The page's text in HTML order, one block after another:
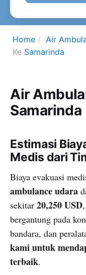
Home Air
Ke Samarinda
Air
Samarinda
Estimasi
Medis dari
Biaya evakuasi
ambulance udara
sekitar 20,250 USD
bergantung pada
bandara, dan
kami untuk
terbaik.